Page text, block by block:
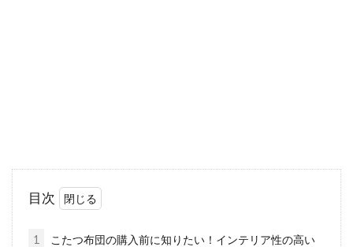
目次
1
こたつ布団の購入前に知りたい！インテリア性の高い